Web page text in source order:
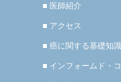
■ 医師紹介
■ アクセス
■ 癌に関する基礎知識
■ インフォームド・